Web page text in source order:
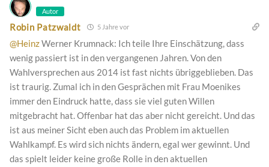
Autor
Robin Patzwaldt 5 Jahre vor
@HeinzWerner Krumnack: Ich teile Ihre Einschätzung, dass
wenig passiert ist in den vergangenen Jahren. Von den
Wahlversprechen aus 2014 ist fast nichts übriggeblieben. Das
ist traurig. Zumal ich in den Gesprächen mit Frau Moenikes
immer den Eindruck hatte, dass sie viel guten Willen
mitgebracht hat. Offenbar hat das aber nicht gereicht. Und das
ist aus meiner Sicht eben auch das Problem im aktuellen
Wahlkampf. Es wird sich nichts ändern, egal wer gewinnt. Und
das spielt leider keine große Rolle in den aktuellen